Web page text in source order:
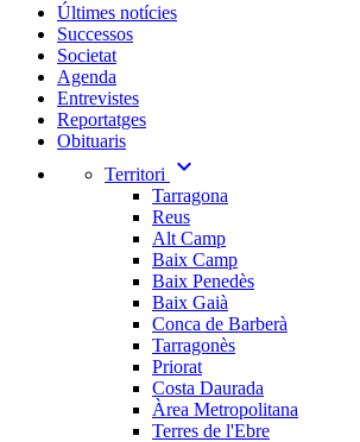
Últimes notícies
Successos
Societat
Agenda
Entrevistes
Reportatges
Obituaris
Territori
expand_more
Tarragona
Reus
Alt Camp
Baix Camp
Baix Penedès
Baix Gaià
Conca de Barberà
Tarragonès
Priorat
Costa Daurada
Àrea Metropolitana
Terres de l'Ebre